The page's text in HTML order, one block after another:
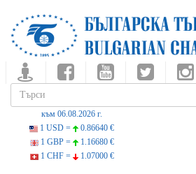
към 06.08.2026 г.
1 USD =
0.86640 €
1 GBP =
1.16680 €
1 CHF =
1.07000 €